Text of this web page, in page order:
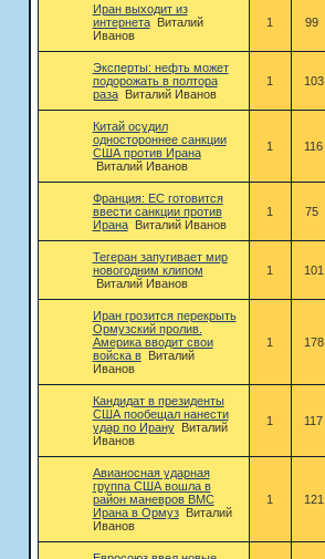
Иран выходит из
интернета
Виталий
Иванов
1 99
Эксперты: нефть может
подорожать в полтора
раза
Виталий Иванов
1 103
Китай осудил
одностороннее санкции
США против Ирана
Виталий Иванов
1 116
Франция: ЕС готовится
ввести санкции против
Ирана
Виталий Иванов
1 75
Тегеран запугивает мир
новогодним клипом
Виталий Иванов
1 101
Иран грозится перекрыть
Ормузский пролив.
Америка вводит свои
войска в
Виталий
Иванов
1 178
Кандидат в президенты
США пообещал нанести
удар по Ирану
Виталий
Иванов
1 117
Авианосная ударная
группа США вошла в
район маневров ВМС
Ирана в Ормуз
Виталий
Иванов
1 121